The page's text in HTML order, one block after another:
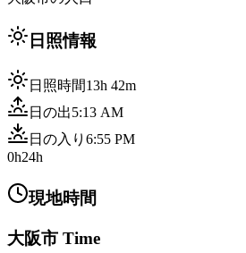
日照情報
日照時間13h 42m
日の出5:13 AM
日の入り 6:55 PM
0h24h
現地時間
大阪市 Time